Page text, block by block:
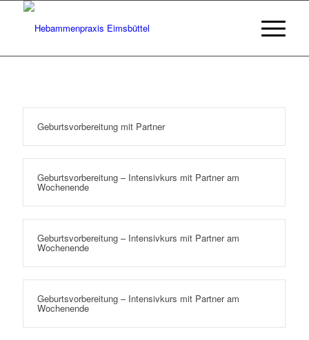
Geburtsvorbereitung mit Partner
Geburtsvorbereitung – Intensivkurs mit Partner am
Wochenende
Geburtsvorbereitung – Intensivkurs mit Partner am
Wochenende
Geburtsvorbereitung – Intensivkurs mit Partner am
Wochenende